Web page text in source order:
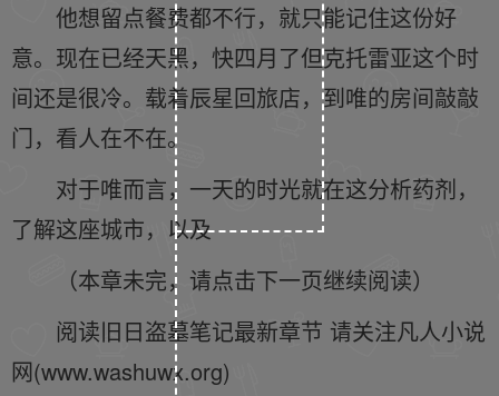
他想留点餐费都不行，就只能记住这份好
意。现在已经天黑，快四月了但克托雷亚这个时
间还是很冷。载着辰星回旅店，到唯的房间敲敲
门，看人在不在。
对于唯而言，一天的时光就在这分析药剂，
了解这座城市，以及
（本章未完，请点击下一页继续阅读）
阅读旧日盗墓笔记最新章节 请关注凡人小说
网(www.washuwx.org)